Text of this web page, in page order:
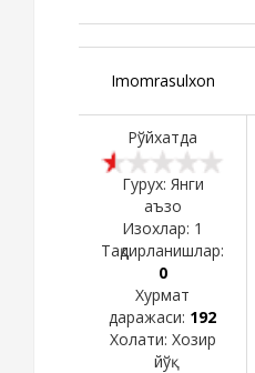
Imomrasulxon
Рўйхатда
Гурух: Янги
аъзо
Изохлар: 1
Тақдирланишлар:
0
Хурмат
даражаси: 192
Холати: Хозир
йўқ